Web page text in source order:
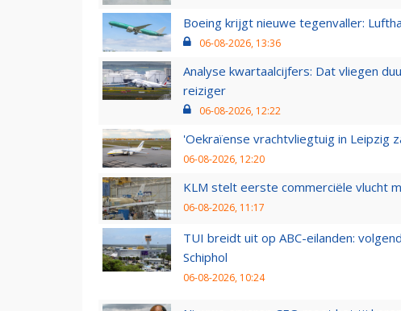
Boeing krijgt nieuwe tegenvaller:
06-08-2026, 13:36
Analyse kwartaalcijfers: Dat vliegen
reiziger
06-08-2026, 12:22
'Oekraïense vrachtvliegtuig in Leipzig
06-08-2026, 12:20
KLM stelt eerste commerciële vlucht
06-08-2026, 11:17
TUI breidt uit op ABC-eilanden:
Schiphol
06-08-2026, 10:24